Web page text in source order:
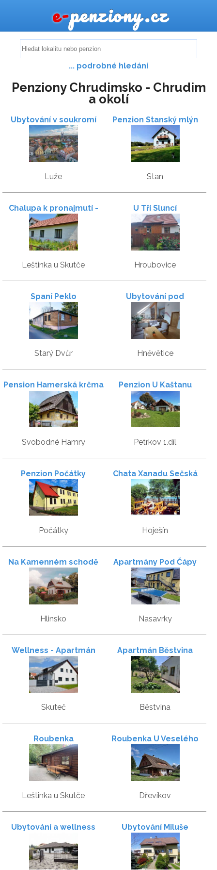
e-penziony.cz
... podrobné hledání
Penziony Chrudimsko - Chrudim
a okolí
Ubytování v soukromí
Harmonie
Luže
Penzion Stanský mlýn
Stan
Chalupa k pronajmutí -
Leštinka
Leštinka u Skutče
U Tří Sluncí
Hroubovice
Spaní Peklo
Starý Dvůr
Ubytování pod
rozhlednou
Hněvětice
Pension Hamerská krčma
Svobodné Hamry
Penzion U Kaštanu
Petrkov 1.díl
Penzion Počátky
Počátky
Chata Xanadu Sečská
přehrada
Hoješín
Na Kamenném schodě
Hlinsko
Apartmány Pod Čápy
Nasavrky
Wellness - Apartmán
Granit
Skuteč
Apartmán Běstvina
Běstvina
Roubenka
Leštinka u Skutče
Roubenka U Veselého
Kopce
Dřevíkov
Ubytování a wellness
VMAL
Ubytování Miluše